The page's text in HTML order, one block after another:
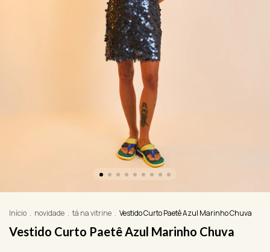
Início . novidade . tá na vitrine . Vestido Curto Paetê Azul Marinho Chuva
Vestido Curto Paetê Azul Marinho Chuva